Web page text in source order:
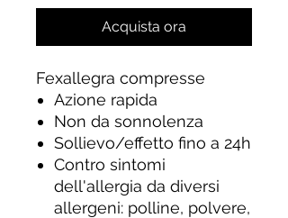
Acquista ora
Fexallegra compresse
Azione rapida
Non da sonnolenza
Sollievo/effetto fino a 24h
Contro sintomi
dell'allergia da diversi
allergeni: polline, polvere,